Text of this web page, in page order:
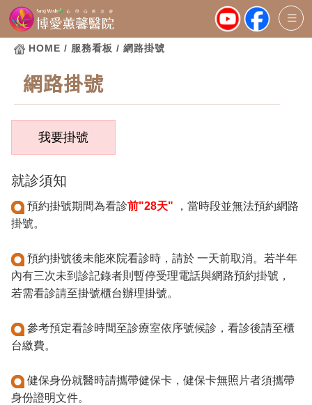
HOME / 服務看板 / 網路掛號
網路掛號
就診須知
預約掛號期間為看診前"28天" ，當時段並無法預約網路
掛號。
預約掛號後未能來院看診時，請於 一天前取消。若半年
內有三次未到診記錄者則暫停受理電話與網路預約掛號，
若需看診請至掛號櫃台辦理掛號。
參考預定看診時間至診療室依序號候診，看診後請至櫃
台繳費。
健保身份就醫時請攜帶健保卡，健保卡無照片者須攜帶
身份證明文件。